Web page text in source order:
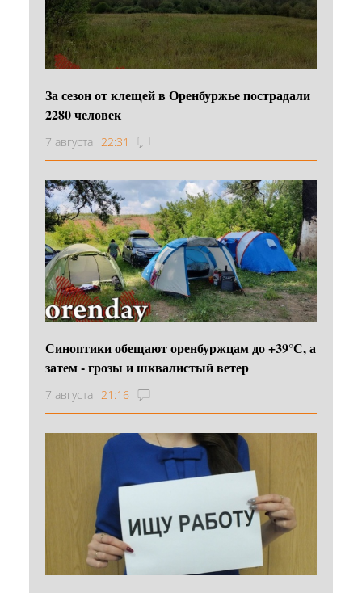
За сезон от клещей в Оренбуржье пострадали
2280 человек
7 августа 22:31
Синоптики обещают оренбуржцам до +39°С, а
затем - грозы и шквалистый ветер
7 августа 21:16